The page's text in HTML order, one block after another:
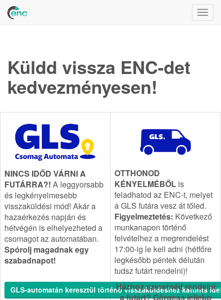
Küldd vissza ENC-det
kedvezményesen!
NINCS IDŐD VÁRNI A
FUTÁRRA?! A leggyorsabb
és legkényelmesebb
visszaküldési mód! Akár a
hazaérkezés napján és
hétvégén is elhelyezheted a
csomagot az automatában.
Spórolj magadnak egy
szabadnapot!
GLS-automatán keresztül történő visszaküldéshez kattints
OTTHONOD
KÉNYELMÉBŐL is
feladhatod az ENC-t, melyet
a GLS futára vesz át tőled.
Figyelmeztetés: Következő
munkanapon történő
felvételhez a megrendelést
17:00-ig le kell adni (hétfőre
legkésőbb péntek délután
tudsz futárt rendelni)!
Házhoz szeretnéd rendelni
a futárt? Görgess lejjebb